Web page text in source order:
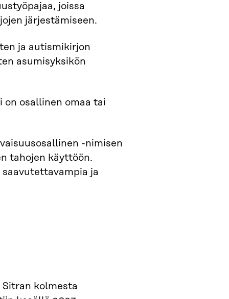
joissa
järjestämiseen.
ja autismikirjon
asumisyksikön
osallinen omaa tai
-nimisen
tahojen käyttöön.
ja
kolmesta